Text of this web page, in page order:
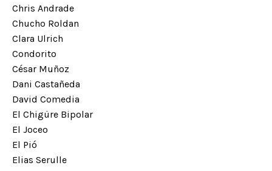
Chris Andrade
Chucho Roldan
Clara Ulrich
Condorito
César Muñoz
Dani Castañeda
David Comedia
El Chigüre Bipolar
El Joceo
El Pió
Elias Serulle